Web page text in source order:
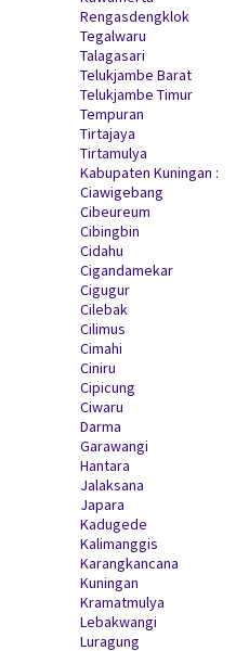
Rengasdengklok
Tegalwaru
Talagasari
Telukjambe Barat
Telukjambe Timur
Tempuran
Tirtajaya
Tirtamulya
Kabupaten Kuningan :
Ciawigebang
Cibeureum
Cibingbin
Cidahu
Cigandamekar
Cigugur
Cilebak
Cilimus
Cimahi
Ciniru
Cipicung
Ciwaru
Darma
Garawangi
Hantara
Jalaksana
Japara
Kadugede
Kalimanggis
Karangkancana
Kuningan
Kramatmulya
Lebakwangi
Luragung